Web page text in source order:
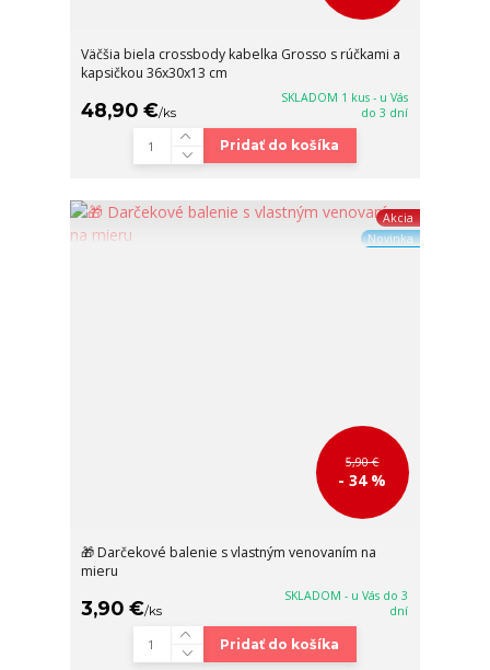
Väčšia biela crossbody kabelka Grosso s rúčkami a
kapsičkou 36x30x13 cm
48,90 €/ks
SKLADOM 1 kus - u Vás
do 3 dní
Pridať do košíka
Akcia
Novinka
5,90 €
- 34 %
🎁 Darčekové balenie s vlastným venovaním na
mieru
3,90 €/ks
SKLADOM - u Vás do 3
dní
Pridať do košíka